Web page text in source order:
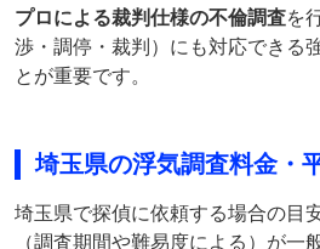
プロによる裁判仕様の不倫調査を
渉・調停・裁判）にも対応できる
とが重要です。
埼玉県の浮気調査料金・
埼玉県で探偵に依頼する場合の目
（調査期間や難易度による）が一